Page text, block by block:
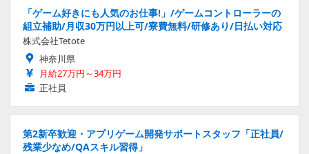
「ゲーム好きにも人気のお仕事!」/ゲームコントローラーの
組立補助/月収30万円以上可/寮費無料/研修あり/日払い対応
株式会社Tetote
神奈川県
月給27万円～34万円
正社員
第2新卒歓迎・アプリゲーム開発サポートスタッフ「正社員/
残業少なめ/QAスキル習得」